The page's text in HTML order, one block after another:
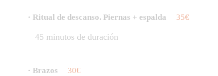
· Ritual de descanso. Piernas + espalda 35€
45 minutos de duración
· Brazos 30€